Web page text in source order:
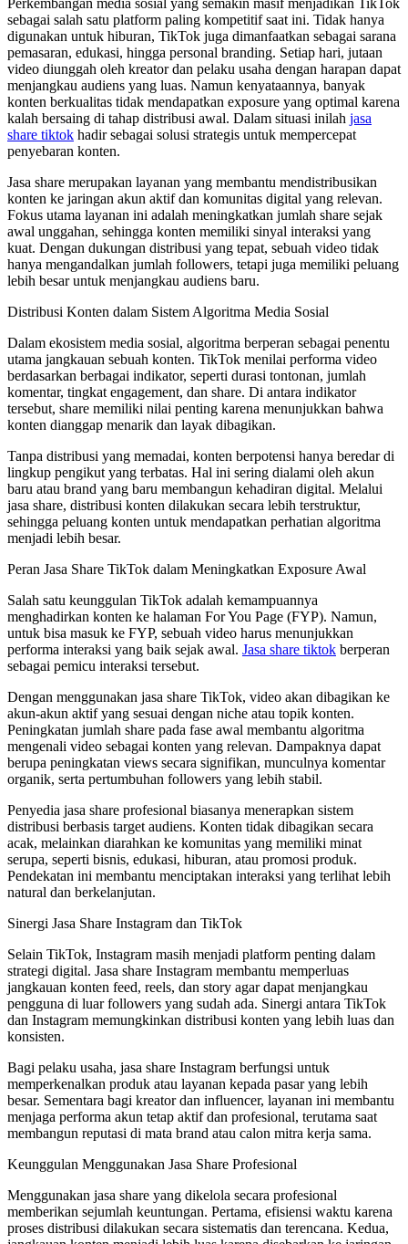
sebagai salah satu platform paling kompetitif saat ini. Tidak hanya
digunakan untuk hiburan, TikTok juga dimanfaatkan sebagai sarana
pemasaran, edukasi, hingga personal branding. Setiap hari, jutaan
video diunggah oleh kreator dan pelaku usaha dengan harapan dapat
menjangkau audiens yang luas. Namun kenyataannya, banyak
konten berkualitas tidak mendapatkan exposure yang optimal karena
kalah bersaing di tahap distribusi awal. Dalam situasi inilah jasa
share tiktok hadir sebagai solusi strategis untuk mempercepat
penyebaran konten.
Jasa share merupakan layanan yang membantu mendistribusikan
konten ke jaringan akun aktif dan komunitas digital yang relevan.
Fokus utama layanan ini adalah meningkatkan jumlah share sejak
awal unggahan, sehingga konten memiliki sinyal interaksi yang
kuat. Dengan dukungan distribusi yang tepat, sebuah video tidak
hanya mengandalkan jumlah followers, tetapi juga memiliki peluang
lebih besar untuk menjangkau audiens baru.
Distribusi Konten dalam Sistem Algoritma Media Sosial
Dalam ekosistem media sosial, algoritma berperan sebagai penentu
utama jangkauan sebuah konten. TikTok menilai performa video
berdasarkan berbagai indikator, seperti durasi tontonan, jumlah
komentar, tingkat engagement, dan share. Di antara indikator
tersebut, share memiliki nilai penting karena menunjukkan bahwa
konten dianggap menarik dan layak dibagikan.
Tanpa distribusi yang memadai, konten berpotensi hanya beredar di
lingkup pengikut yang terbatas. Hal ini sering dialami oleh akun
baru atau brand yang baru membangun kehadiran digital. Melalui
jasa share, distribusi konten dilakukan secara lebih terstruktur,
sehingga peluang konten untuk mendapatkan perhatian algoritma
menjadi lebih besar.
Peran Jasa Share TikTok dalam Meningkatkan Exposure Awal
Salah satu keunggulan TikTok adalah kemampuannya
menghadirkan konten ke halaman For You Page (FYP). Namun,
untuk bisa masuk ke FYP, sebuah video harus menunjukkan
performa interaksi yang baik sejak awal. Jasa share tiktok berperan
sebagai pemicu interaksi tersebut.
Dengan menggunakan jasa share TikTok, video akan dibagikan ke
akun-akun aktif yang sesuai dengan niche atau topik konten.
Peningkatan jumlah share pada fase awal membantu algoritma
mengenali video sebagai konten yang relevan. Dampaknya dapat
berupa peningkatan views secara signifikan, munculnya komentar
organik, serta pertumbuhan followers yang lebih stabil.
Penyedia jasa share profesional biasanya menerapkan sistem
distribusi berbasis target audiens. Konten tidak dibagikan secara
acak, melainkan diarahkan ke komunitas yang memiliki minat
serupa, seperti bisnis, edukasi, hiburan, atau promosi produk.
Pendekatan ini membantu menciptakan interaksi yang terlihat lebih
natural dan berkelanjutan.
Sinergi Jasa Share Instagram dan TikTok
Selain TikTok, Instagram masih menjadi platform penting dalam
strategi digital. Jasa share Instagram membantu memperluas
jangkauan konten feed, reels, dan story agar dapat menjangkau
pengguna di luar followers yang sudah ada. Sinergi antara TikTok
dan Instagram memungkinkan distribusi konten yang lebih luas dan
konsisten.
Bagi pelaku usaha, jasa share Instagram berfungsi untuk
memperkenalkan produk atau layanan kepada pasar yang lebih
besar. Sementara bagi kreator dan influencer, layanan ini membantu
menjaga performa akun tetap aktif dan profesional, terutama saat
membangun reputasi di mata brand atau calon mitra kerja sama.
Keunggulan Menggunakan Jasa Share Profesional
Menggunakan jasa share yang dikelola secara profesional
memberikan sejumlah keuntungan. Pertama, efisiensi waktu karena
proses distribusi dilakukan secara sistematis dan terencana. Kedua,